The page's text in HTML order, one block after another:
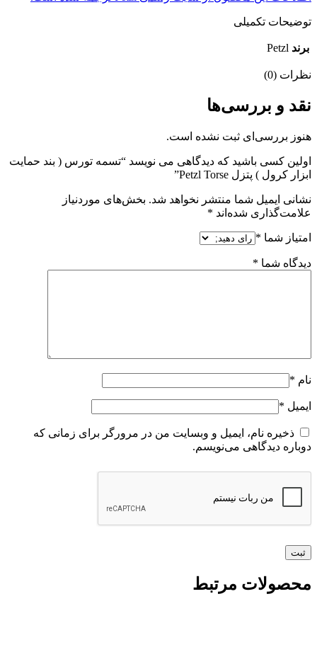
توضیحات تکمیلی
برند Petzl
نظرات (0)
نقد و بررسی‌ها
هنوز بررسی‌ای ثبت نشده است.
اولین کسی باشید که دیدگاهی می نویسد “تسمه تورس ( بند حمایت
ابزار کرول ) پتزل Petzl Torse”
نشانی ایمیل شما منتشر نخواهد شد. بخش‌های موردنیاز
علامت‌گذاری شده‌اند *
امتیاز شما *
دیدگاه شما *
نام *
ایمیل *
ذخیره نام، ایمیل و وبسایت من در مرورگر برای زمانی که
دوباره دیدگاهی می‌نویسم.
محصولات مرتبط